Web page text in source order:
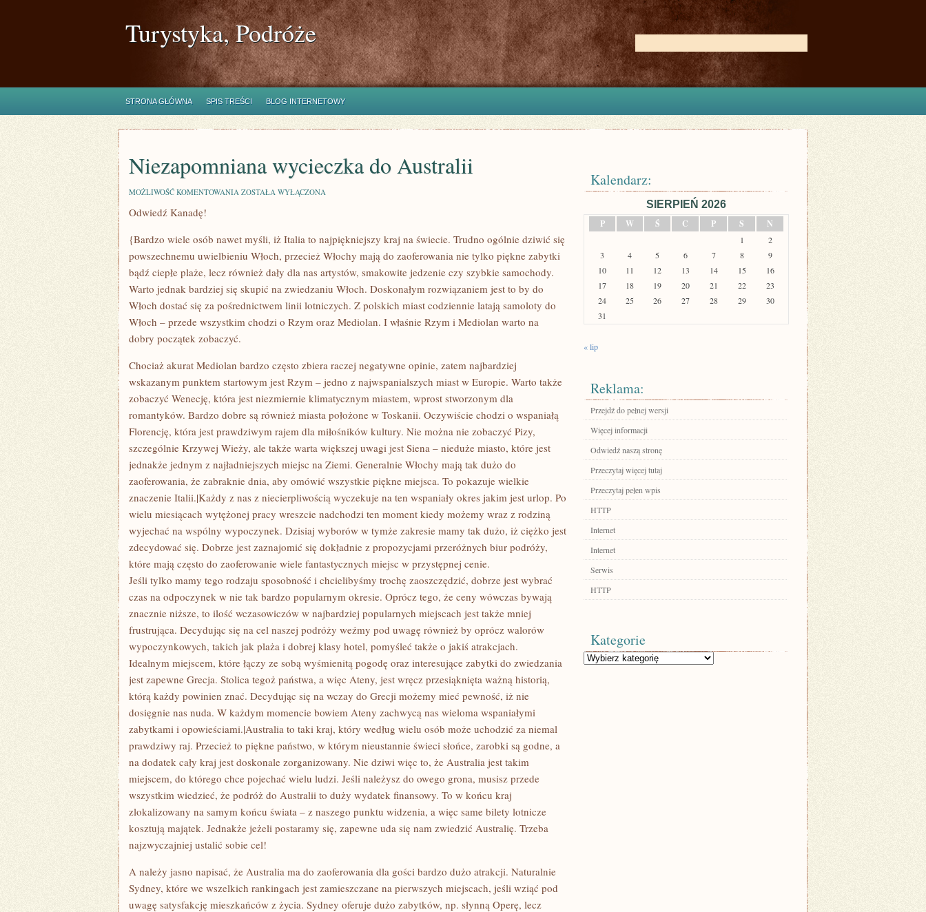
Turystyka, Podróże
STRONA GŁÓWNA SPIS TREŚCI BLOG INTERNETOWY
Niezapomniana wycieczka do Australii
MOŻLIWOŚĆ KOMENTOWANIA NIEZAPOMNIANA
ZOSTAŁA WYŁĄCZONA
Odwiedź Kanadę!
{Bardzo wiele osób nawet myśli, iż Italia to najpiękniejszy kraj na świecie. Trudno ogólnie dziwić się
powszechnemu uwielbieniu Włoch, przecież Włochy mają do zaoferowania nie tylko piękne zabytki
bądź ciepłe plaże, lecz również dały dla nas artystów, smakowite jedzenie czy szybkie samochody.
Warto jednak bardziej się skupić na zwiedzaniu Włoch. Doskonałym rozwiązaniem jest to by do
Włoch dostać się za pośrednictwem linii lotniczych. Z polskich miast codziennie latają samoloty do
Włoch – przede wszystkim chodzi o Rzym oraz Mediolan. I właśnie Rzym i Mediolan warto na
dobry początek zobaczyć.
Chociaż akurat Mediolan bardzo często zbiera raczej negatywne opinie, zatem najbardziej
wskazanym punktem startowym jest Rzym – jedno z najwspanialszych miast w Europie. Warto także
zobaczyć Wenecję, która jest niezmiernie klimatycznym miastem, wprost stworzonym dla
romantyków. Bardzo dobre są również miasta położone w Toskanii. Oczywiście chodzi o wspaniałą
Florencję, która jest prawdziwym rajem dla miłośników kultury. Nie można nie zobaczyć Pizy,
szczególnie Krzywej Wieży, ale także warta większej uwagi jest Siena – nieduże miasto, które jest
jednakże jednym z najładniejszych miejsc na Ziemi. Generalnie Włochy mają tak dużo do
zaoferowania, że zabraknie dnia, aby omówić wszystkie piękne miejsca. To pokazuje wielkie
znaczenie Italii.|Każdy z nas z niecierpliwością wyczekuje na ten wspaniały okres jakim jest urlop. Po
wielu miesiącach wytężonej pracy wreszcie nadchodzi ten moment kiedy możemy wraz z rodziną
wyjechać na wspólny wypoczynek. Dzisiaj wyborów w tymże zakresie mamy tak dużo, iż ciężko jest
zdecydować się. Dobrze jest zaznajomić się dokładnie z propozycjami przeróżnych biur podróży,
które mają często do zaoferowanie wiele fantastycznych miejsc w przystępnej cenie.
Jeśli tylko mamy tego rodzaju sposobność i chcielibyśmy trochę zaoszczędzić, dobrze jest wybrać
czas na odpoczynek w nie tak bardzo popularnym okresie. Oprócz tego, że ceny wówczas bywają
znacznie niższe, to ilość wczasowiczów w najbardziej popularnych miejscach jest także mniej
frustrująca. Decydując się na cel naszej podróży weźmy pod uwagę również by oprócz walorów
wypoczynkowych, takich jak plaża i dobrej klasy hotel, pomyśleć także o jakiś atrakcjach.
Idealnym miejscem, które łączy ze sobą wyśmienitą pogodę oraz interesujące zabytki do zwiedzania
jest zapewne Grecja. Stolica tegoż państwa, a więc Ateny, jest wręcz przesiąknięta ważną historią,
którą każdy powinien znać. Decydując się na wczay do Grecji możemy mieć pewność, iż nie
dosięgnie nas nuda. W każdym momencie bowiem Ateny zachwycą nas wieloma wspaniałymi
zabytkami i opowieściami.|Australia to taki kraj, który według wielu osób może uchodzić za niemal
prawdziwy raj. Przecież to piękne państwo, w którym nieustannie świeci słońce, zarobki są godne, a
na dodatek cały kraj jest doskonale zorganizowany. Nie dziwi więc to, że Australia jest takim
miejscem, do którego chce pojechać wielu ludzi. Jeśli należysz do owego grona, musisz przede
wszystkim wiedzieć, że podróż do Australii to duży wydatek finansowy. To w końcu kraj
zlokalizowany na samym końcu świata – z naszego punktu widzenia, a więc same bilety lotnicze
kosztują majątek. Jednakże jeżeli postaramy się, zapewne uda się nam zwiedzić Australię. Trzeba
najzwyczajniej ustalić sobie cel!
A należy jasno napisać, że Australia ma do zaoferowania dla gości bardzo dużo atrakcji. Naturalnie
Sydney, które we wszelkich rankingach jest zamieszczane na pierwszych miejscach, jeśli wziąć pod
uwagę satysfakcję mieszkańców z życia. Sydney oferuje dużo zabytków, np. słynną Operę, lecz
Kalendarz:
SIERPIEŃ 2026
P
W Ś C P S N
1
2
3
4 5 6 7 8
9
10
11 12 13 14 15
16
17
18 19 20 21 22
23
24
25 26 27 28 29
30
31
« lip
Reklama:
Przejdź do pełnej wersji
Więcej informacji
Odwiedź naszą stronę
Przeczytaj więcej tutaj
Przeczytaj pełen wpis
HTTP
Internet
Internet
Serwis
HTTP
Kategorie
Kategorie